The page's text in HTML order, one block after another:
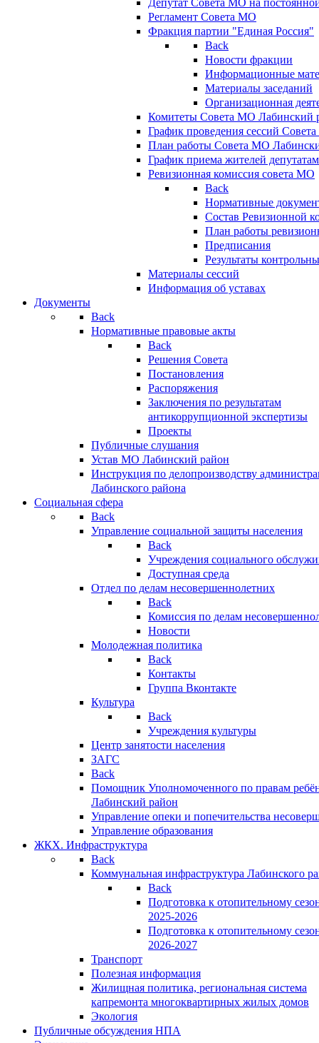
Депутат Совета МО на
Регламент Совета МО
Фракция партии "Единая Россия"
Back
Новости фракции
Информационные
Материалы заседаний
Организационная
Комитеты Совета МО Лабинский
График проведения сессий
План работы Совета МО
График приема жителей
Ревизионная комиссия совета МО
Back
Нормативные
Состав Ревизионной
План работы
Предписания
Результаты
Материалы сессий
Информация об уставах
Документы
Back
Нормативные правовые акты
Back
Решения Совета
Постановления
Распоряжения
Заключения по результатам
антикоррупционной экспертизы
Проекты
Публичные слушания
Устав МО Лабинский район
Инструкция по делопроизводству
Лабинского района
Социальная сфера
Back
Управление социальной защиты населения
Back
Учреждения социального
Доступная среда
Отдел по делам несовершеннолетних
Back
Комиссия по делам
Новости
Молодежная политика
Back
Контакты
Группа Вконтакте
Культура
Back
Учреждения культуры
Центр занятости населения
ЗАГС
Back
Помощник Уполномоченного по правам
Лабинский район
Управление опеки и попечительства
Управление образования
ЖКХ. Инфраструктура
Back
Коммунальная инфраструктура Лабинского
Back
Подготовка к отопительному
2025-2026
Подготовка к отопительному
2026-2027
Транспорт
Полезная информация
Жилищная политика, региональная система
капремонта многоквартирных жилых домов
Экология
Публичные обсуждения НПА